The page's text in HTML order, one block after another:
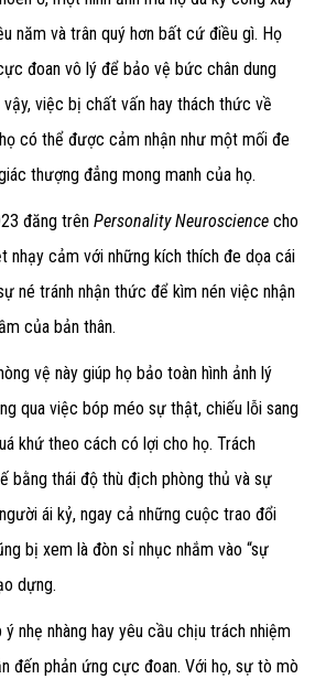
năm và trân quý hơn bất cứ điều gì. Họ
đoan vô lý để bảo vệ bức chân dung
vậy, việc bị chất vấn hay thách thức về
có thể được cảm nhận như một mối đe
thượng đẳng mong manh của họ.
đăng trên Personality Neuroscience cho
nhạy cảm với những kích thích đe dọa cái
né tránh nhận thức để kìm nén việc nhận
của bản thân.
vệ này giúp họ bảo toàn hình ảnh lý
qua việc bóp méo sự thật, chiếu lỗi sang
khứ theo cách có lợi cho họ. Trách
bằng thái độ thù địch phòng thủ và sự
ái kỷ, ngay cả những cuộc trao đổi
bị xem là đòn sỉ nhục nhắm vào “sự
dựng.
nhẹ nhàng hay yêu cầu chịu trách nhiệm
đến phản ứng cực đoan. Với họ, sự tò mò